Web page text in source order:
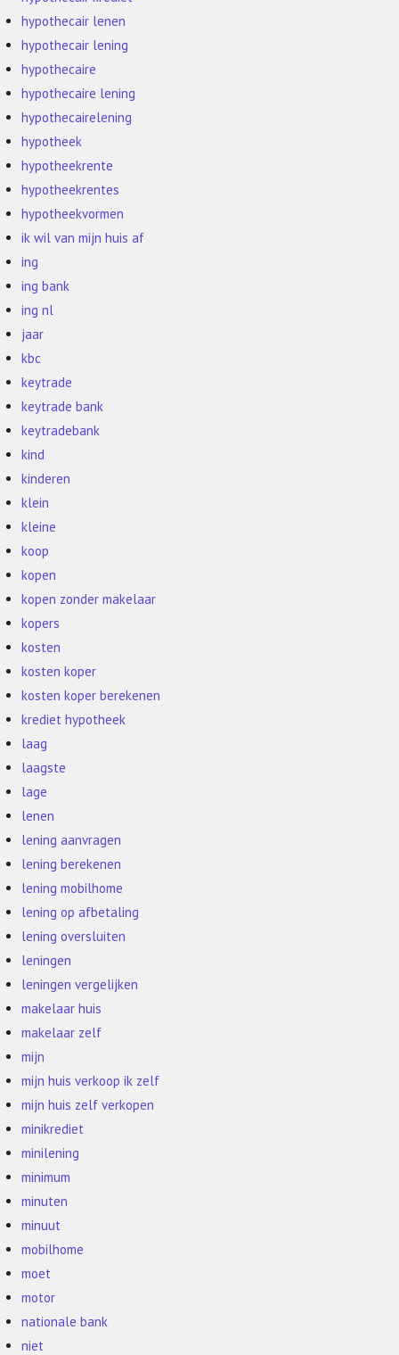
hypothecair lenen
hypothecair lening
hypothecaire
hypothecaire lening
hypothecairelening
hypotheek
hypotheekrente
hypotheekrentes
hypotheekvormen
ik wil van mijn huis af
ing
ing bank
ing nl
jaar
kbc
keytrade
keytrade bank
keytradebank
kind
kinderen
klein
kleine
koop
kopen
kopen zonder makelaar
kopers
kosten
kosten koper
kosten koper berekenen
krediet hypotheek
laag
laagste
lage
lenen
lening aanvragen
lening berekenen
lening mobilhome
lening op afbetaling
lening oversluiten
leningen
leningen vergelijken
makelaar huis
makelaar zelf
mijn
mijn huis verkoop ik zelf
mijn huis zelf verkopen
minikrediet
minilening
minimum
minuten
minuut
mobilhome
moet
motor
nationale bank
niet